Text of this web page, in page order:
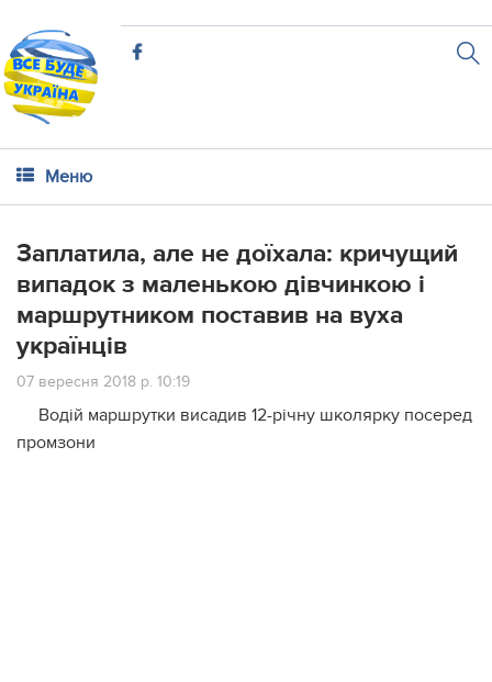
Меню
Заплатила, але не доїхала: кричущий
випадок з маленькою дівчинкою і
маршрутником поставив на вуха
українців
07 вересня 2018 р. 10:19
Водій маршрутки висадив 12-річну школярку посеред
промзони